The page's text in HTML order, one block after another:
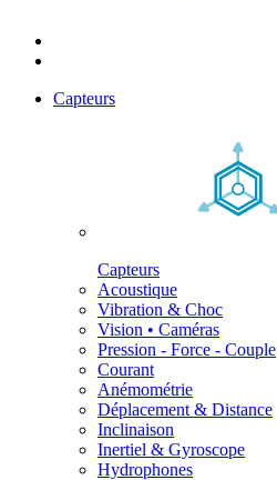
Capteurs
Capteurs
Acoustique
Vibration & Choc
Vision • Caméras
Pression - Force - Couple
Courant
Anémométrie
Déplacement & Distance
Inclinaison
Inertiel & Gyroscope
Hydrophones